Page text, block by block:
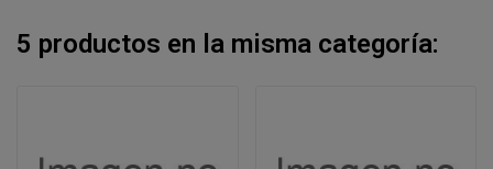
5 productos en la misma categoría: